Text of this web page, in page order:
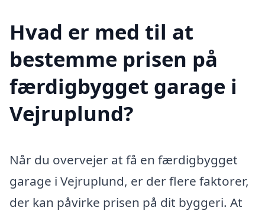
Hvad er med til at
bestemme prisen på
færdigbygget garage i
Vejruplund?
Når du overvejer at få en færdigbygget
garage i Vejruplund, er der flere faktorer,
der kan påvirke prisen på dit byggeri. At